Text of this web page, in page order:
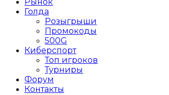
Голда
Розыгрыши
Промокоды
500G
Киберспорт
Топ игроков
Турниры
Форум
Контакты